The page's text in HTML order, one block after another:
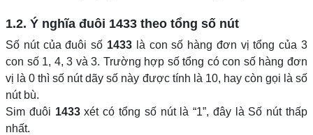
1.2. Ý nghĩa đuôi 1433 theo tổng số nút
Số nút của đuôi số 1433là con số hàng đơn vị tổng của 3
con số 1, 4, 3 và 3. Trường hợp số tổng có con số hàng đơn
vị là 0 thì số nút dãy số này được tính là 10, hay còn gọi là số
nút bù.
Sim đuôi 1433xét có tổng số nút là “1”, đây là Số nút thấp
nhất.